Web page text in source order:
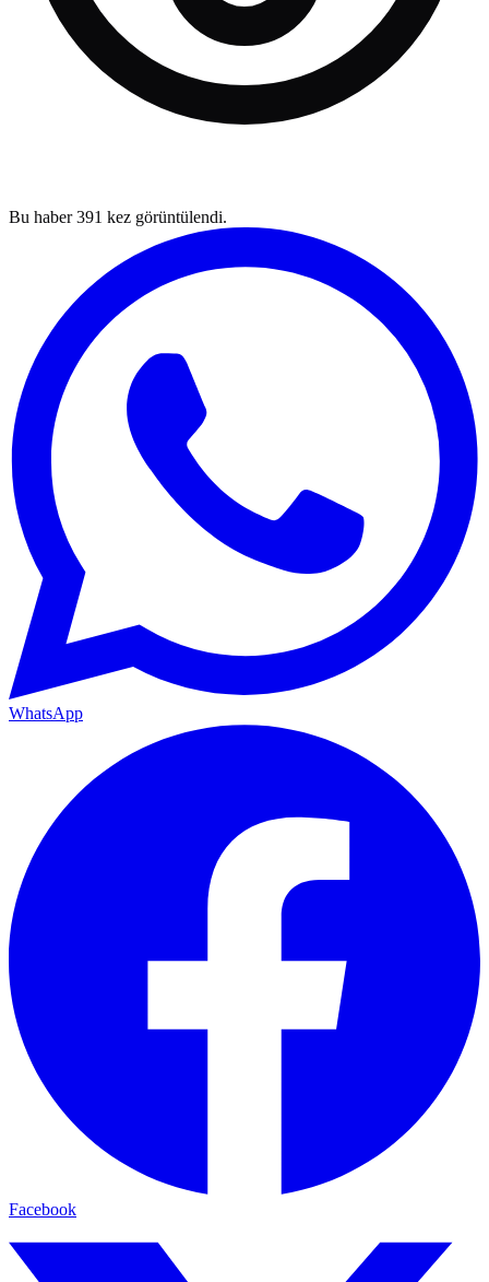
Bu haber391 kez görüntülendi.
WhatsApp
Facebook